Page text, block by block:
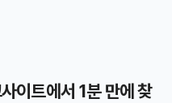
이트에서 1분 만에 찾